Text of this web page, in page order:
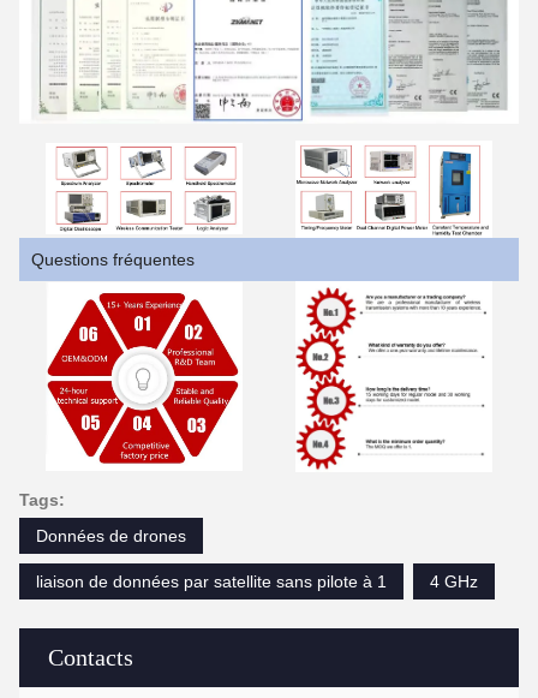
Contacts
Questions fréquentes
Tags:
Données de drones
liaison de données par satellite sans pilote à 1 4 GHz